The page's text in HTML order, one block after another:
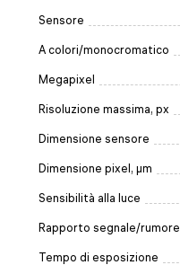
Sensore
A colori/monocromatico
Megapixel
Risoluzione massima, px
Dimensione sensore
Dimensione pixel, µm
Sensibilità alla luce
Rapporto segnale/rumore
Tempo di esposizione